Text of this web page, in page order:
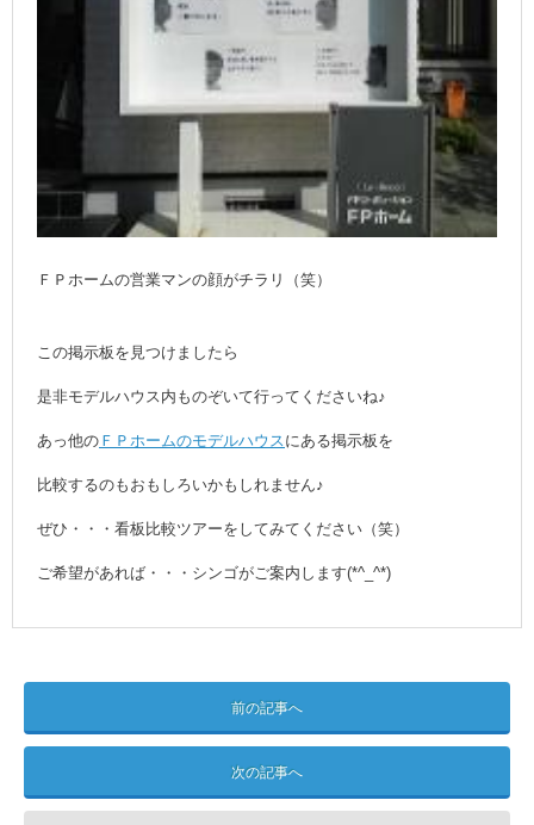
ＦＰホームの営業マンの顔がチラリ（笑）
この掲示板を見つけましたら
是非モデルハウス内ものぞいて行ってくださいね♪
あっ他の ＦＰホームのモデルハウスにある掲示板を
比較するのもおもしろいかもしれません♪
ぜひ・・・看板比較ツアーをしてみてください（笑）
ご希望があれば・・・シンゴがご案内します(*^_^*)
前の記事へ
次の記事へ